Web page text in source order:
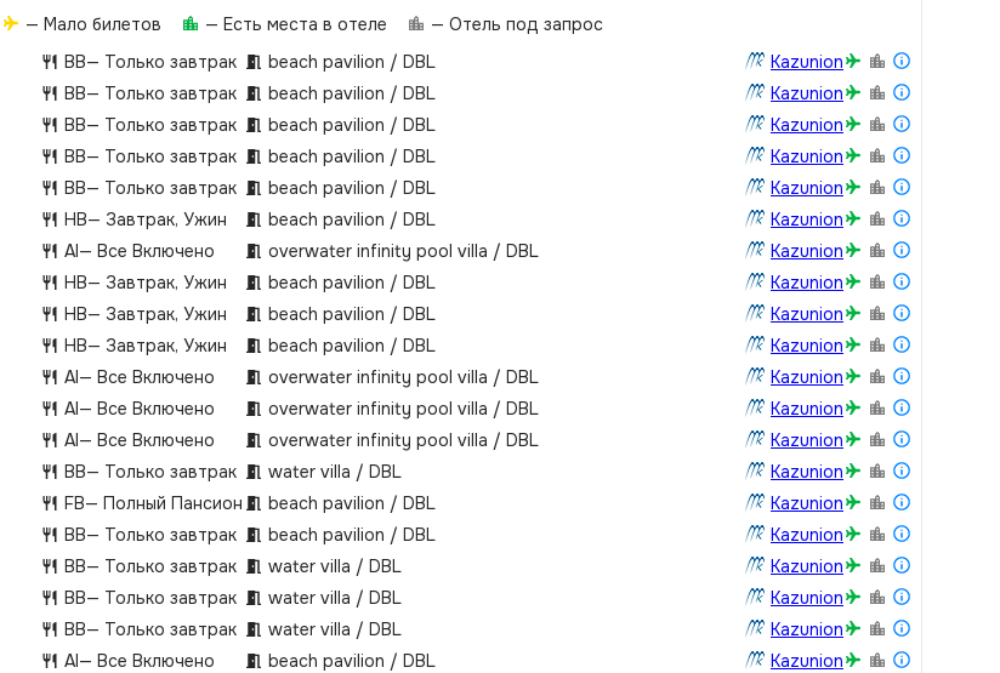
расположился LUX* South Ari Atoll, роскошный курорт, где
сбудутся Ваши мечты об отдыхе в спокойном и необитаемом
райском уголке, желаете ли Вы провести свой отдых в
абсолютном уединении или превратить его в настоящее
приключение.LUX* South Ari Atoll расположен на курорте, где
царит атмосфера «пляжного шика», которая поможет
расслабиться всем, кто соскучился по солнцу и хочет
разбавить рабочую зиму ярким, жарким и беззаботным летом.
Здесь Вы найдете 193 частные виллы, расположенные у самой
кромки воды на безупречном пляже длиною в 3 километра
или на сваях над кристально голубыми водами лагуны.
Расположенные на суше или над водой, эти просторные
номера имеют поистине неповторимую атмосферу
элегантного пляжного домика на побережье.В LUX* South Ari
Atoll 8 ресторанов и 5 баров. Здесь вы понимаете, что еда –
это кулинарное путешествие. East Market представляет собой
непревзойденную копию шумного местного ночного рынка.
Umami предлагает изысканные блюда из особых суши,
теппаньяки и робата грили, а также самый широкий выбор
саке и японских сортов виски на Мальдивских островах.
Allegria, Senses и Island Kitchen предлагают блюда
международных кухонь, а новый Beach Rouge является
роскошной версией модного пляжного клуба на острове.
Ингредиенты из ближнего и дальнего зарубежья сочетаются
с космополитичным стилем ресторанов, что удовлетворит
даже самых привередливых в еде посетителей. Вегетарианцы
могут даже выбрать вегетарианское меню в каждом
ресторане. Вы будете чувствовать себя как дома, и точно не
— Мало билетов — Есть места в отеле
— Отель под запрос
BB— Только завтрак beach pavilion / DBL
Kazunion
BB— Только завтрак beach pavilion / DBL
Kazunion
BB— Только завтрак beach pavilion / DBL
Kazunion
BB— Только завтрак beach pavilion / DBL
Kazunion
BB— Только завтрак beach pavilion / DBL
Kazunion
HB— Завтрак, Ужин beach pavilion / DBL
Kazunion
AI— Все Включено overwater infinity pool villa / DBL
Kazunion
HB— Завтрак, Ужин beach pavilion / DBL
Kazunion
HB— Завтрак, Ужин beach pavilion / DBL
Kazunion
HB— Завтрак, Ужин beach pavilion / DBL
Kazunion
AI— Все Включено overwater infinity pool villa / DBL
Kazunion
AI— Все Включено overwater infinity pool villa / DBL
Kazunion
AI— Все Включено overwater infinity pool villa / DBL
Kazunion
BB— Только завтрак water villa / DBL
Kazunion
FB— Полный Пансион beach pavilion / DBL
Kazunion
BB— Только завтрак beach pavilion / DBL
Kazunion
BB— Только завтрак water villa / DBL
Kazunion
BB— Только завтрак water villa / DBL
Kazunion
BB— Только завтрак water villa / DBL
Kazunion
AI— Все Включено beach pavilion / DBL
Kazunion